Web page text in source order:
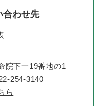
合わせ先
院下一19番地の1
254-3140
ら